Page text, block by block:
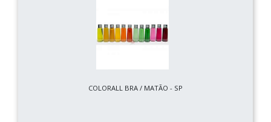
COLORALL BRA / MATÃO - SP